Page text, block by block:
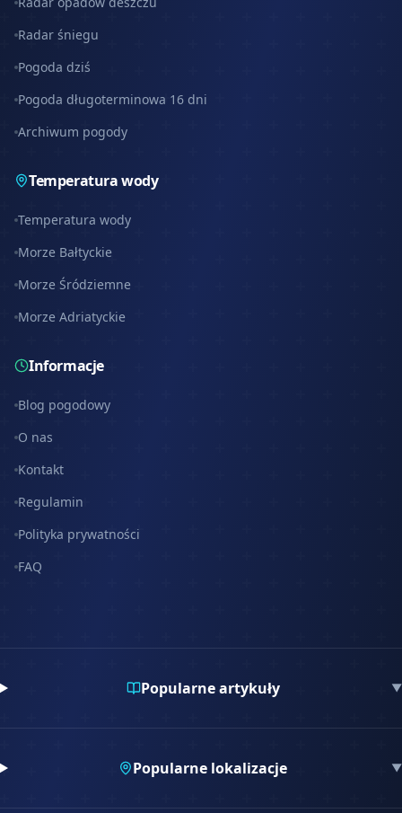
Radar śniegu
Pogoda dziś
Pogoda długoterminowa 16 dni
Archiwum pogody
Temperatura wody
Temperatura wody
Morze Bałtyckie
Morze Śródziemne
Morze Adriatyckie
Informacje
Blog pogodowy
O nas
Kontakt
Regulamin
Polityka prywatności
FAQ
Popularne artykuły ▼
Popularne lokalizacje ▼